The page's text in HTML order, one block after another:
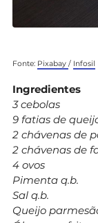
Fonte: Pixabay / Infosil
Ingredientes
3 cebolas
9 fatias de
2 chávenas de
2 chávenas de
4 ovos
Pimenta q.b.
Sal q.b.
Queijo